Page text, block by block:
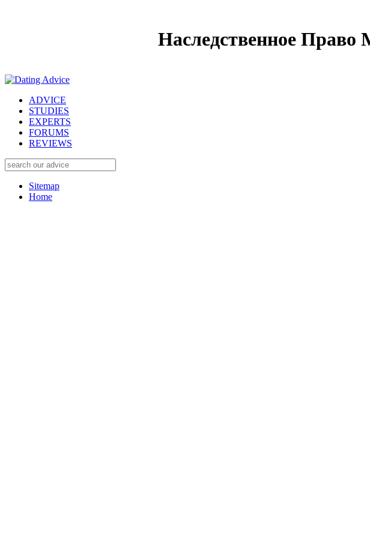
Наследственное Право
ADVICE
STUDIES
EXPERTS
FORUMS
REVIEWS
Sitemap
Home